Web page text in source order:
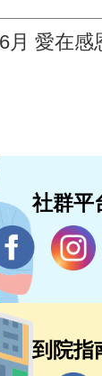
月 愛在感
社群平
到院指